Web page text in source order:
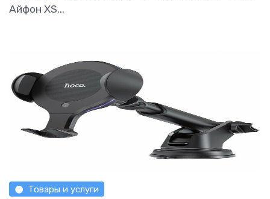
Айфон XS...
Товары и услуги